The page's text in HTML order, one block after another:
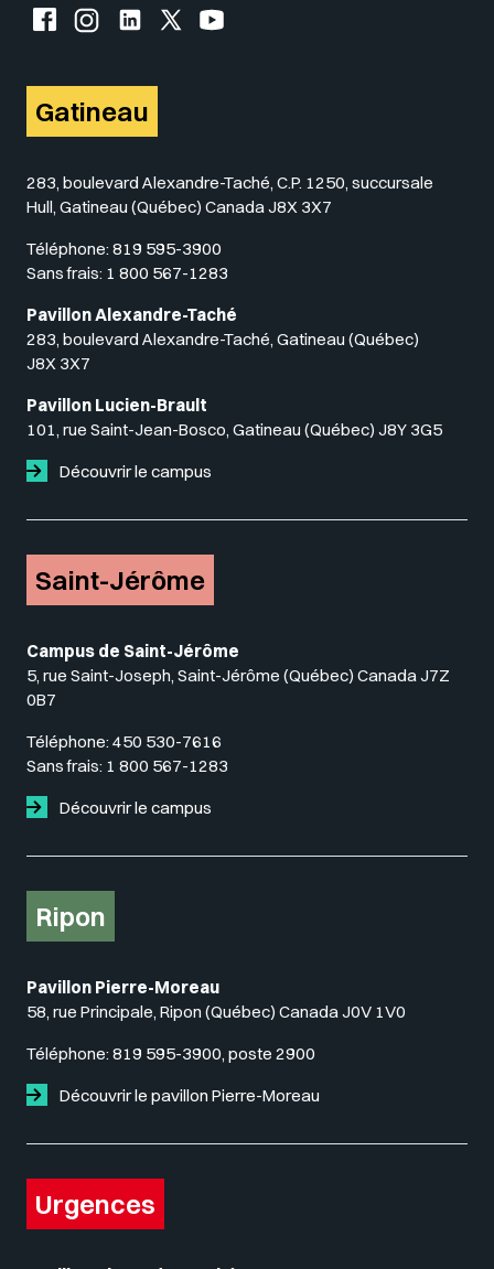
Facebook de l'UQO
Instagram de l'UQO
LinkedIn de l'UQO
X (Twitter) de l'UQO
YouTube de l'UQO
Gatineau
283, boulevard Alexandre-Taché, C.P. 1250, succursale
Hull, Gatineau (Québec) Canada J8X 3X7
Téléphone: 819 595-3900
Sans frais: 1 800 567-1283
Pavillon Alexandre-Taché
283, boulevard Alexandre-Taché, Gatineau (Québec)
J8X 3X7
Pavillon Lucien-Brault
101, rue Saint-Jean-Bosco, Gatineau (Québec) J8Y 3G5
Découvrir le campus
Saint-Jérôme
Campus de Saint-Jérôme
5, rue Saint-Joseph, Saint-Jérôme (Québec) Canada J7Z
0B7
Téléphone: 450 530-7616
Sans frais: 1 800 567-1283
Découvrir le campus
Ripon
Pavillon Pierre-Moreau
58, rue Principale, Ripon (Québec) Canada J0V 1V0
Téléphone: 819 595-3900, poste 2900
Découvrir le pavillon Pierre-Moreau
Urgences